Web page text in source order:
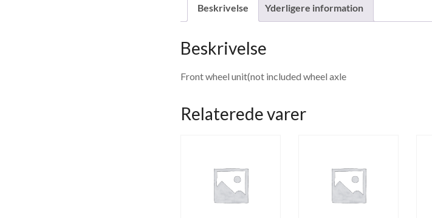
Beskrivelse Yderligere information
Beskrivelse
Front wheel unit(not included wheel axle
Relaterede varer